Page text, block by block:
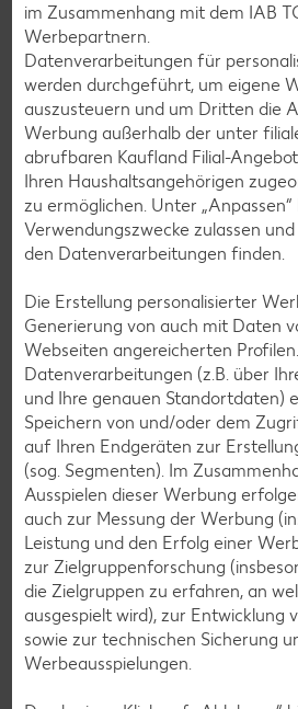
Weitere Rezepte für den
Download: Stundenplan,
Stundenplan und
Herunterladen
günstig – manche sind sogar
digitale Stundenplan, eine
oder ein individuelles Namensschild
herunterladen, digital ausfüllen und
Download: Stundenplan
im Zusammenhang mit dem IAB
Werbepartnern.
Datenverarbeitungen für
werden durchgeführt, um eigene
auszusteuern und um Dritten die
Werbung außerhalb der unter
abrufbaren Kaufland Filial-
Ihren Haushaltsangehörigen
zu ermöglichen. Unter „Anpassen“
Verwendungszwecke zulassen
den Datenverarbeitungen finden.
Die Erstellung personalisierter
Generierung von auch mit Daten
Webseiten angereicherten
Datenverarbeitungen (z.B. über
und Ihre genauen Standortdaten)
Speichern von und/oder dem
auf Ihren Endgeräten zur
(sog. Segmenten). Im
Ausspielen dieser Werbung
auch zur Messung der Werbung
Leistung und den Erfolg einer
zur Zielgruppenforschung
die Zielgruppen zu erfahren, an
ausgespielt wird), zur Entwicklung
sowie zur technischen Sicherung
Werbeausspielungen.